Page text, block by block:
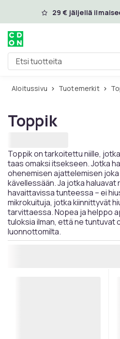
Ohita ja siirry
29 € jäljellä
Etsi tuotteita
Aloitussivu Tuotemerkit
Toppik
Toppik on tarkoitettu niille,
taas omaksi itsekseen. Jotka
ohenemisen ajattelemisen
kävellessään. Ja jotka haluavat
havaittavissa tunteessa – ei
mikrokuituja, jotka kiinnittyvät
tarvittaessa. Nopea ja helppo
tuloksia ilman, että ne tuntuvat
luonnottomilta.